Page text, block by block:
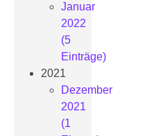
Januar
2022
(5
Einträge)
2021
Dezember
2021
(1